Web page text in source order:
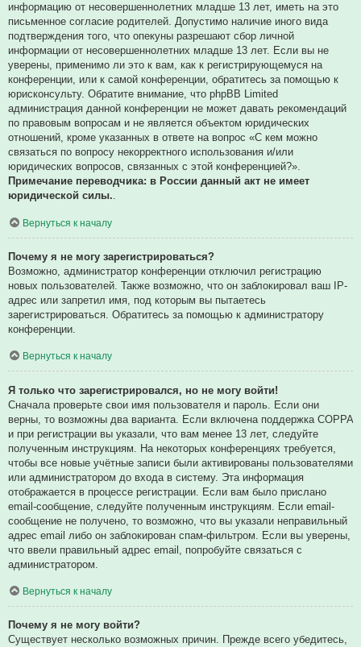
информацию от несовершеннолетних младше 13 лет, иметь на это
письменное согласие родителей. Допустимо наличие иного вида
подтверждения того, что опекуны разрешают сбор личной
информации от несовершеннолетних младше 13 лет. Если вы не
уверены, применимо ли это к вам, как к регистрирующемуся на
конференции, или к самой конференции, обратитесь за помощью к
юрисконсульту. Обратите внимание, что phpBB Limited
администрация данной конференции не может давать рекомендаций
по правовым вопросам и не является объектом юридических
отношений, кроме указанных в ответе на вопрос «С кем можно
связаться по вопросу некорректного использования и/или
юридических вопросов, связанных с этой конференцией?».
Примечание переводчика: в России данный акт не имеет
юридической силы..
Вернуться к началу
Почему я не могу зарегистрироваться?
Возможно, администратор конференции отключил регистрацию
новых пользователей. Также возможно, что он заблокировал ваш IP-
адрес или запретил имя, под которым вы пытаетесь
зарегистрироваться. Обратитесь за помощью к администратору
конференции.
Вернуться к началу
Я только что зарегистрировался, но не могу войти!
Сначала проверьте свои имя пользователя и пароль. Если они
верны, то возможны два варианта. Если включена поддержка COPPA
и при регистрации вы указали, что вам менее 13 лет, следуйте
полученным инструкциям. На некоторых конференциях требуется,
чтобы все новые учётные записи были активированы пользователями
или администратором до входа в систему. Эта информация
отображается в процессе регистрации. Если вам было прислано
email-сообщение, следуйте полученным инструкциям. Если email-
сообщение не получено, то возможно, что вы указали неправильный
адрес email либо он заблокирован спам-фильтром. Если вы уверены,
что ввели правильный адрес email, попробуйте связаться с
администратором.
Вернуться к началу
Почему я не могу войти?
Существует несколько возможных причин. Прежде всего убедитесь,